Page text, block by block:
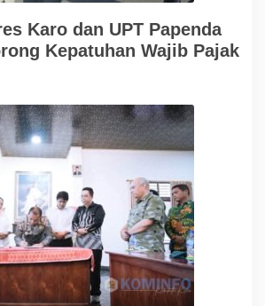
Karo dan UPT Papenda
Kepatuhan Wajib Pajak